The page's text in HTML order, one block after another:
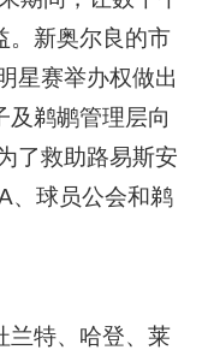
。新奥尔良的市
星赛举办权做出
及鹈鹕管理层向
了救助路易斯安
、球员公会和鹈
兰特、哈登、莱